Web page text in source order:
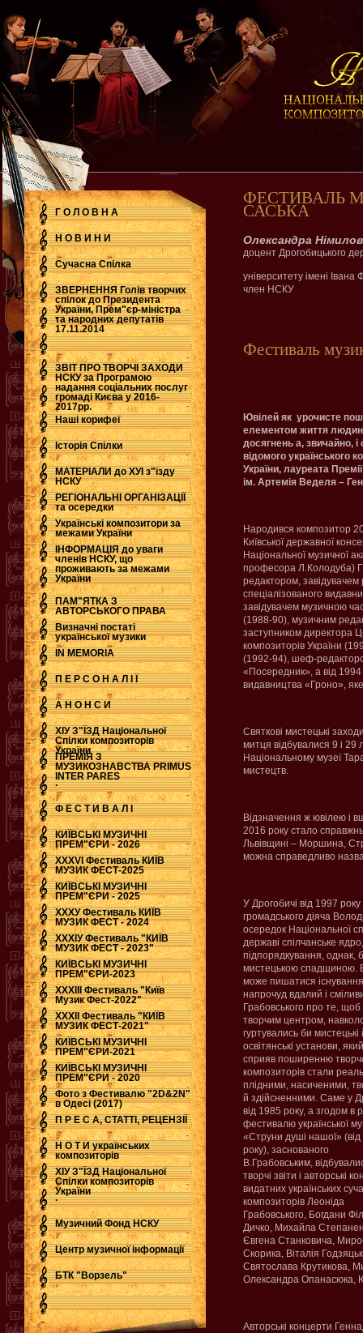
Г О Л О В Н А
Н О В И Н И
Сучасна Cпілка
ЗВЕРНЕННЯ Голів творчих
спілок до Президента
України, Прем"єр-міністра
та народних депутатів
17.11.2014
.
ЗВІТ ПРО ТВОРЧІ ЗАХОДИ
НСКУ за Програмою
надання соціальних послуг
громаді Києва у 2016-
2017рр.
.
Наші корифеї
Історія Спілки
МАТЕРІАЛИ до ХУІ з"їзду
НСКУ
РЕГІОНАЛЬНІ ОРГАНІЗАЦІЇ
та осередки
Українські композитори за
межами України
ІНФОРМАЦІЯ до уваги
членів НСКУ, що
проживають за межами
України
ПАМ"ЯТКА З
АВТОРСЬКОГО ПРАВА
Визначні постаті
української музики
IN MEMORIA
П Е Р С О Н А Л І Ї
А Н О Н С И
ХІУ З"ЇЗД Національної
Спілки композиторів
України
ПРЕМІЯ З
МУЗИКОЗНАВСТВА PRIMUS
INTER PARES
.
Ф Е С Т И В А Л І
КИЇВСЬКІ МУЗИЧНІ
ПРЕМ"ЄРИ - 2026
ХХХVI Фестиваль КИЇВ
МУЗИК ФЕСТ-2025
КИЇВСЬКІ МУЗИЧНІ
ПРЕМ"ЄРИ - 2025
ХХХУ Фестиваль КИЇВ
МУЗИК ФЕСТ - 2024
ХХХІУ Фестиваль "КИЇВ
МУЗИК ФЕСТ - 2023"
КИЇВСЬКІ МУЗИЧНІ
ПРЕМ"ЄРИ-2023
ХХХІІІ Фестиваль "Київ
Музик Фест-2022"
ХХХІІ Фестиваль "КИЇВ
МУЗИК ФЕСТ-2021"
КИЇВСЬКІ МУЗИЧНІ
ПРЕМ"ЄРИ-2021
КИЇВСЬКІ МУЗИЧНІ
ПРЕМ"ЄРИ - 2020
Фото з Фестивалю "2D&2N"
в Одесі (2017)
П Р Е С А, СТАТТІ, РЕЦЕНЗІЇ
Н О Т И українських
композиторів
ХІУ З"ЇЗД Національної
Спілки композиторів
України
.
Музичний Фонд НСКУ
Центр музичної інформації
БТК "Ворзель"
ФЕСТИВАЛЬ
САСЬКА
Олександра
доцент Дрогобицького
університету імені Івана
член НСКУ
Фестиваль
Ювілей як урочисте
елементом життя
досягнень а, звичайно, і
відомого українського
України, лауреата
ім. Артемія Веделя –
Народився композитор
Київської державної
Національної музичної
професора Л.Колодуба)
редактором, завідувачем
спеціалізованого
завідувачем музичною
(1988-90), музичним
заступником директора
композиторів України
(1992-94), шеф-
«Посередник», а від 1994
видавництва «Гроно»,
Святкові мистецькі
митця відбувалися 9 і 29
Національному музеї
мистецтв.
Відзначення ж ювілею і
2016 року стало
Львівщині – Моршина,
можна справедливо
У Дрогобичі від 1997
громадського діяча
осередок Національної
державі спілчанське
підпорядкування, однак,
мистецькою спадщиною.
може пишатися
напрочуд вдалий і
Грабовського про те, щоб
творчим центром,
гуртувались би мистецькі
освітянські установи,
сприяв поширенню
композиторів стали
плідними, насиченими,
й здійсненними. Саме у
від 1985 року, а згодом в
фестивалю української
«Струни душі нашої»
року), заснованого
В.Грабовським,
творчі звіти і авторські
видатних українських
композиторів Леоніда
Грабовського, Богдани
Дичко, Михайла
Євгена Станковича,
Скорика, Віталія
Святослава Крутикова,
Олександра Опанасюка,
Авторські концерти